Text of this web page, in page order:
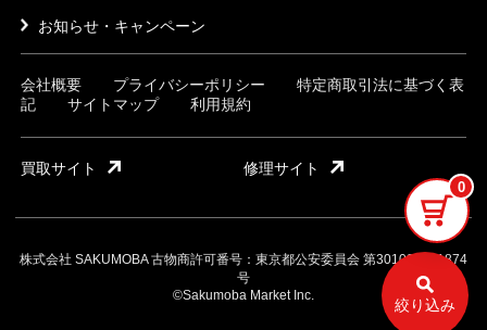
0
絞り込み
お知らせ・キャンペーン
会社概要 プライバシーポリシー
特定商取引法に基づく表
記
サイトマップ 利用規約
買取サイト 修理サイト
株式会社 SAKUMOBA 古物商許可番号：東京都公安委員会 第301032121874
号
©Sakumoba Market Inc.